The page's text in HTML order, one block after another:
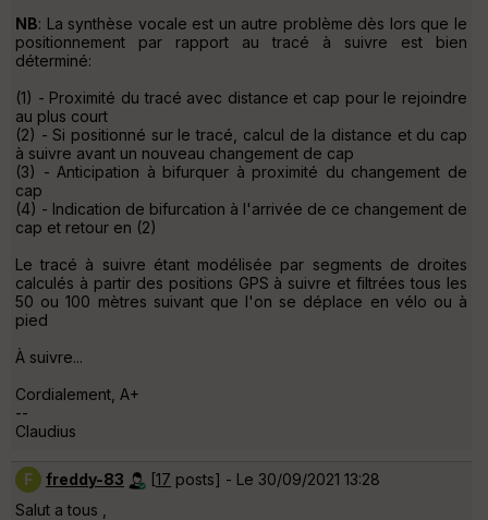
NB: La synthèse vocale est un autre problème dès lors que le
positionnement par rapport au tracé à suivre est bien
déterminé:
(1) - Proximité du tracé avec distance et cap pour le rejoindre
au plus court
(2) - Si positionné sur le tracé, calcul de la distance et du cap
à suivre avant un nouveau changement de cap
(3) - Anticipation à bifurquer à proximité du changement de
cap
(4) - Indication de bifurcation à l'arrivée de ce changement de
cap et retour en (2)
Le tracé à suivre étant modélisée par segments de droites
calculés à partir des positions GPS à suivre et filtrées tous les
50 ou 100 mètres suivant que l'on se déplace en vélo ou à
pied
À suivre...
Cordialement, A+
--
Claudius
F freddy-83 [17 posts] - Le 30/09/2021 13:28
Salut a tous ,